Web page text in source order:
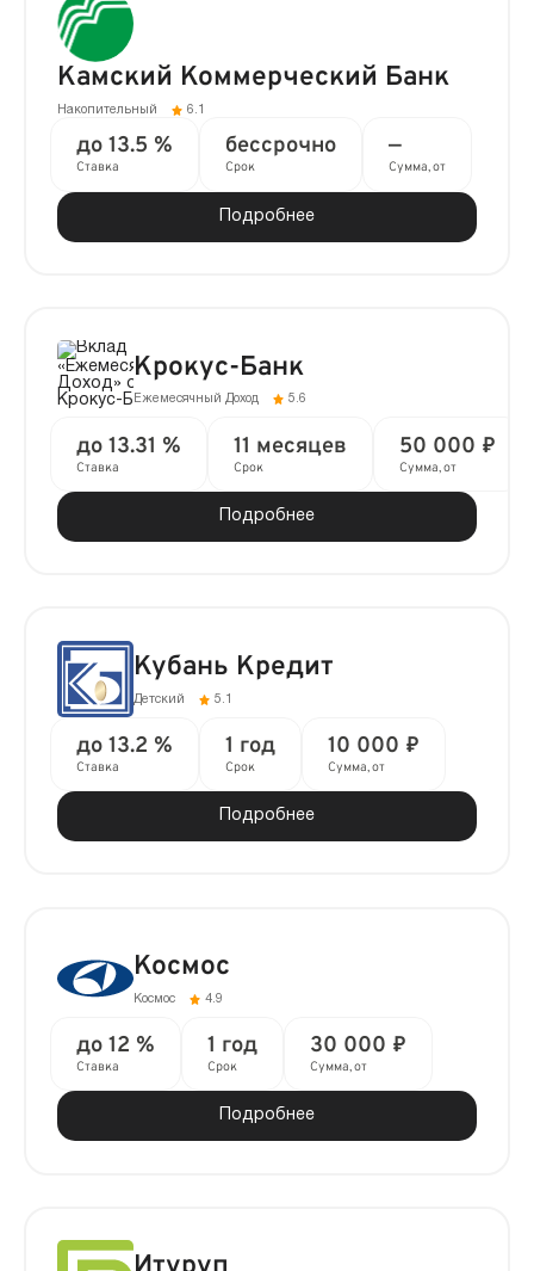
Камский Коммерческий Банк
Накопительный 6.1
до 13.5 %
Ставка
бессрочно
Срок
—
Сумма, от
Подробнее
Крокус-Банк
Ежемесячный Доход 5.6
до 13.31 %
Ставка
11 месяцев
Срок
50 000 ₽
Сумма, от
Подробнее
Кубань Кредит
Детский 5.1
до 13.2 %
Ставка
1 год
Срок
10 000 ₽
Сумма, от
Подробнее
Космос
Космос 4.9
до 12 %
Ставка
1 год
Срок
30 000 ₽
Сумма, от
Подробнее